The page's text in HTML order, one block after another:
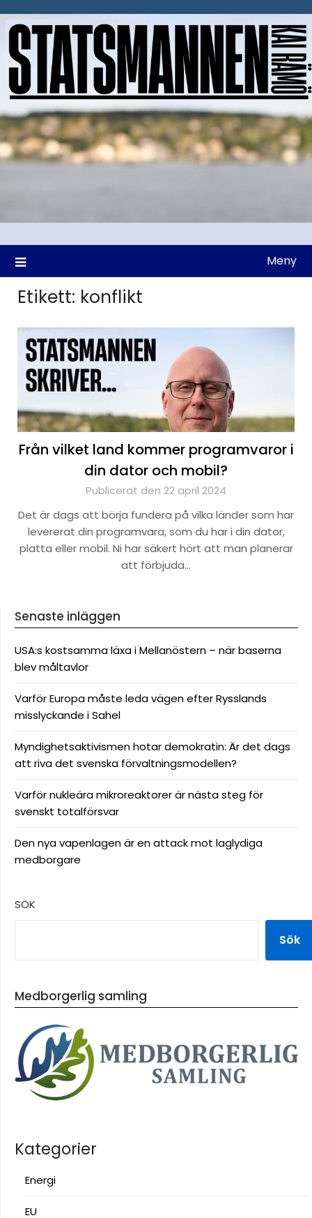
till
Meny
Etikett: konflikt
Från vilket land kommer programvaror i
din dator och mobil?
Publicerat den 22 april 2024
Det är dags att börja fundera på vilka länder som har
levererat din programvara, som du har i din dator,
platta eller mobil. Ni har säkert hört att man planerar
att förbjuda…
Senaste inläggen
USA:s kostsamma läxa i Mellanöstern – när baserna
blev måltavlor
Varför Europa måste leda vägen efter Rysslands
misslyckande i Sahel
Myndighetsaktivismen hotar demokratin: Är det dags
att riva det svenska förvaltningsmodellen?
Varför nukleära mikroreaktorer är nästa steg för
svenskt totalförsvar
Den nya vapenlagen är en attack mot laglydiga
medborgare
SÖK
Sök
Medborgerlig samling
Kategorier
Energi
EU